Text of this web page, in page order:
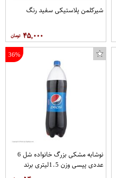
شیرکلمن پلاستیکی سفید رنگ
۴۵,۰۰۰
36%
نوشابه مشکی بزرگ خانواده شل 6
عددی پپسی وزن 1.5ليتري برند